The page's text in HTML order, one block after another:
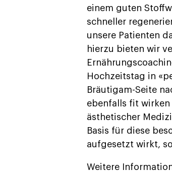
einem guten
schneller
unsere Patienten
hierzu bieten wir
Hochzeitstag in
Bräutigam-Seite
ebenfalls fit wirken
ästhetischer
Basis für diese
aufgesetzt wirkt,
Weitere